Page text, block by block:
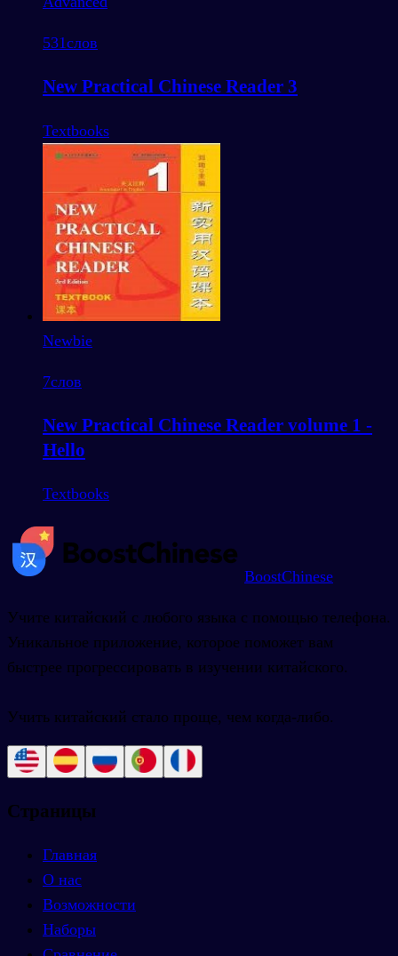
531слов
New Practical Chinese Reader 3
Textbooks
Newbie
7слов
New Practical Chinese Reader volume 1 -
Hello
Textbooks
BoostChinese
Учите китайский с любого языка с помощью телефона.
Уникальное приложение, которое поможет вам
быстрее прогрессировать в изучении китайского.
Учить китайский стало проще, чем когда-либо.
Страницы
Главная
О нас
Возможности
Наборы